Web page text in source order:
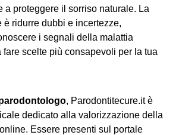
a proteggere il sorriso naturale. La
è ridurre dubbi e incertezze,
i segnali della malattia
fare scelte più consapevoli per la tua
, Parodontitecure.it è
dedicato alla valorizzazione della
Essere presenti sul portale